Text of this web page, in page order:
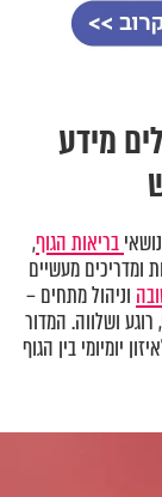
מידע
בריאות הגוף,
ומדריכים מעשיים
וניהול מתחים –
רוגע ושלווה. המדור
יומיומי בין הגוף